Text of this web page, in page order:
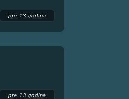
pre 13 godina
pre 13 godina